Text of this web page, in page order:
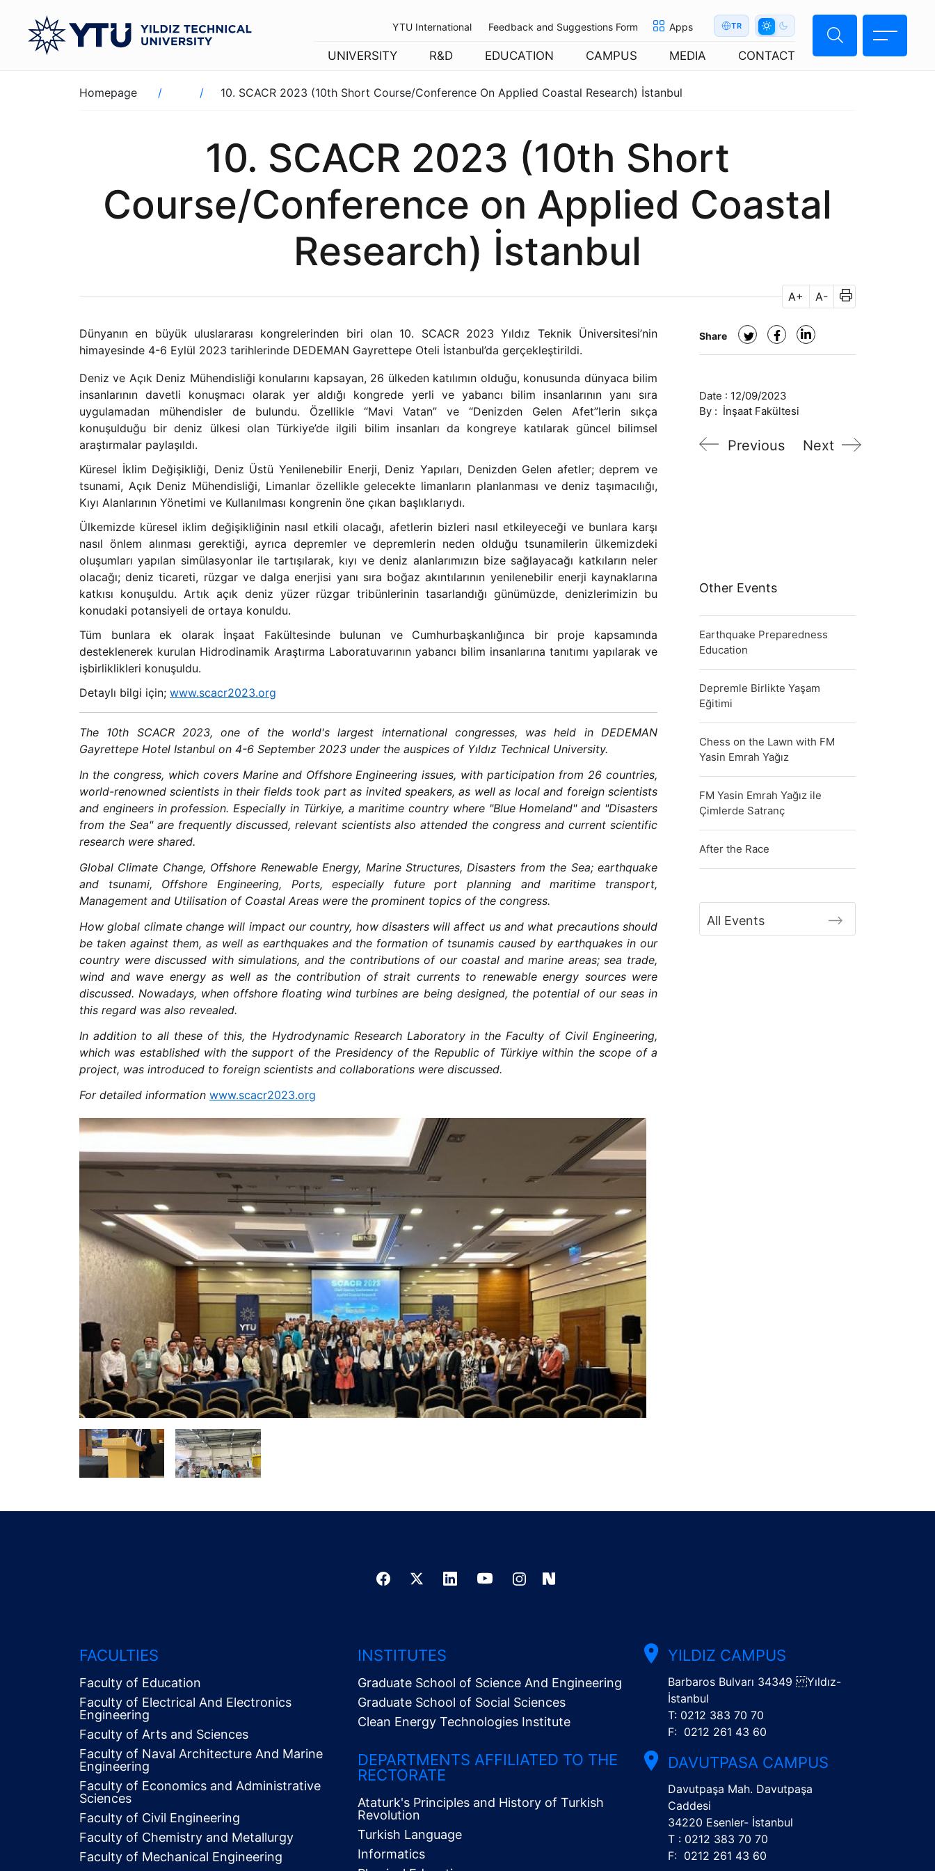
YTU International Feedback and Suggestions Form Apps TR
UNIVERSITY R&D EDUCATION CAMPUS MEDIA CONTACT
Breadcrumb
Homepage 10. SCACR 2023 (10th Short Course/Conference On Applied Coastal Research) İstanbul
10. SCACR 2023 (10th Short
Course/Conference on Applied Coastal
Research) İstanbul
A+ A-
Dünyanın en büyük uluslararası kongrelerinden biri olan 10. SCACR 2023 Yıldız Teknik Üniversitesi’nin
himayesinde 4-6 Eylül 2023 tarihlerinde DEDEMAN Gayrettepe Oteli İstanbul’da gerçekleştirildi.
Deniz ve Açık Deniz Mühendisliği konularını kapsayan, 26 ülkeden katılımın olduğu, konusunda dünyaca bilim
insanlarının davetli konuşmacı olarak yer aldığı kongrede yerli ve yabancı bilim insanlarının yanı sıra
uygulamadan mühendisler de bulundu. Özellikle “Mavi Vatan” ve “Denizden Gelen Afet”lerin sıkça
konuşulduğu bir deniz ülkesi olan Türkiye’de ilgili bilim insanları da kongreye katılarak güncel bilimsel
araştırmalar paylaşıldı.
Küresel İklim Değişikliği, Deniz Üstü Yenilenebilir Enerji, Deniz Yapıları, Denizden Gelen afetler; deprem ve
tsunami, Açık Deniz Mühendisliği, Limanlar özellikle gelecekte limanların planlanması ve deniz taşımacılığı,
Kıyı Alanlarının Yönetimi ve Kullanılması kongrenin öne çıkan başlıklarıydı.
Ülkemizde küresel iklim değişikliğinin nasıl etkili olacağı, afetlerin bizleri nasıl etkileyeceği ve bunlara karşı
nasıl önlem alınması gerektiği, ayrıca depremler ve depremlerin neden olduğu tsunamilerin ülkemizdeki
oluşumları yapılan simülasyonlar ile tartışılarak, kıyı ve deniz alanlarımızın bize sağlayacağı katkıların neler
olacağı; deniz ticareti, rüzgar ve dalga enerjisi yanı sıra boğaz akıntılarının yenilenebilir enerji kaynaklarına
katkısı konuşuldu. Artık açık deniz yüzer rüzgar tribünlerinin tasarlandığı günümüzde, denizlerimizin bu
konudaki potansiyeli de ortaya konuldu.
Tüm bunlara ek olarak İnşaat Fakültesinde bulunan ve Cumhurbaşkanlığınca bir proje kapsamında
desteklenerek kurulan Hidrodinamik Araştırma Laboratuvarının yabancı bilim insanlarına tanıtımı yapılarak ve
işbirliklikleri konuşuldu.
Detaylı bilgi için; www.scacr2023.org
The 10th SCACR 2023, one of the world's largest international congresses, was held in DEDEMAN
Gayrettepe Hotel Istanbul on 4-6 September 2023 under the auspices of Yıldız Technical University.
In the congress, which covers Marine and Offshore Engineering issues, with participation from 26 countries,
world-renowned scientists in their fields took part as invited speakers, as well as local and foreign scientists
and engineers in profession. Especially in Türkiye, a maritime country where "Blue Homeland" and "Disasters
from the Sea" are frequently discussed, relevant scientists also attended the congress and current scientific
research were shared.
Global Climate Change, Offshore Renewable Energy, Marine Structures, Disasters from the Sea; earthquake
and tsunami, Offshore Engineering, Ports, especially future port planning and maritime transport,
Management and Utilisation of Coastal Areas were the prominent topics of the congress.
How global climate change will impact our country, how disasters will affect us and what precautions should
be taken against them, as well as earthquakes and the formation of tsunamis caused by earthquakes in our
country were discussed with simulations, and the contributions of our coastal and marine areas; sea trade,
wind and wave energy as well as the contribution of strait currents to renewable energy sources were
discussed. Nowadays, when offshore floating wind turbines are being designed, the potential of our seas in
this regard was also revealed.
In addition to all these of this, the Hydrodynamic Research Laboratory in the Faculty of Civil Engineering,
which was established with the support of the Presidency of the Republic of Türkiye within the scope of a
project, was introduced to foreign scientists and collaborations were discussed.
For detailed information www.scacr2023.org
Share
Date : 12/09/2023
By : İnşaat Fakültesi
Previous Next
Other Events
Earthquake Preparedness
Education
Depremle Birlikte Yaşam
Eğitimi
Chess on the Lawn with FM
Yasin Emrah Yağız
FM Yasin Emrah Yağız ile
Çimlerde Satranç
After the Race
All Events
Alt
Menü
FACULTIES
Faculty of Education
Faculty of Electrical And Electronics
Engineering
Faculty of Arts and Sciences
Faculty of Naval Architecture And Marine
Engineering
Faculty of Economics and Administrative
Sciences
Faculty of Civil Engineering
Faculty of Chemistry and Metallurgy
Faculty of Mechanical Engineering
INSTITUTES
Graduate School of Science And Engineering
Graduate School of Social Sciences
Clean Energy Technologies Institute
DEPARTMENTS AFFILIATED TO THE
RECTORATE
Ataturk's Principles and History of Turkish
Revolution
Turkish Language
Informatics
YILDIZ CAMPUS
Barbaros Bulvarı 34349 Yıldız-
İstanbul
T: 0212 383 70 70
F: 0212 261 43 60
DAVUTPASA CAMPUS
Davutpaşa Mah. Davutpaşa
Caddesi
34220 Esenler- İstanbul
T : 0212 383 70 70
F: 0212 261 43 60